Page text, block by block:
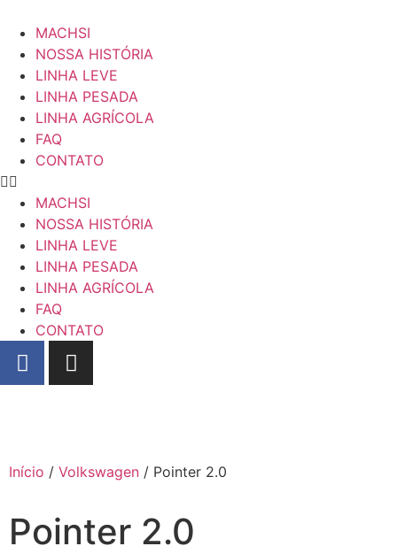
MACHSI
NOSSA HISTÓRIA
LINHA LEVE
LINHA PESADA
LINHA AGRÍCOLA
FAQ
CONTATO
MACHSI
NOSSA HISTÓRIA
LINHA LEVE
LINHA PESADA
LINHA AGRÍCOLA
FAQ
CONTATO
Início / Volkswagen / Pointer 2.0
Pointer 2.0